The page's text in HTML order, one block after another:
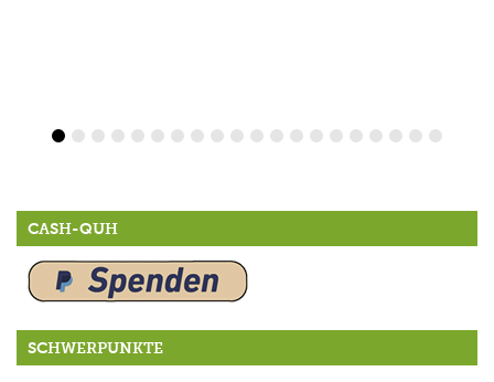
CASH-QUH
SCHWERPUNKTE